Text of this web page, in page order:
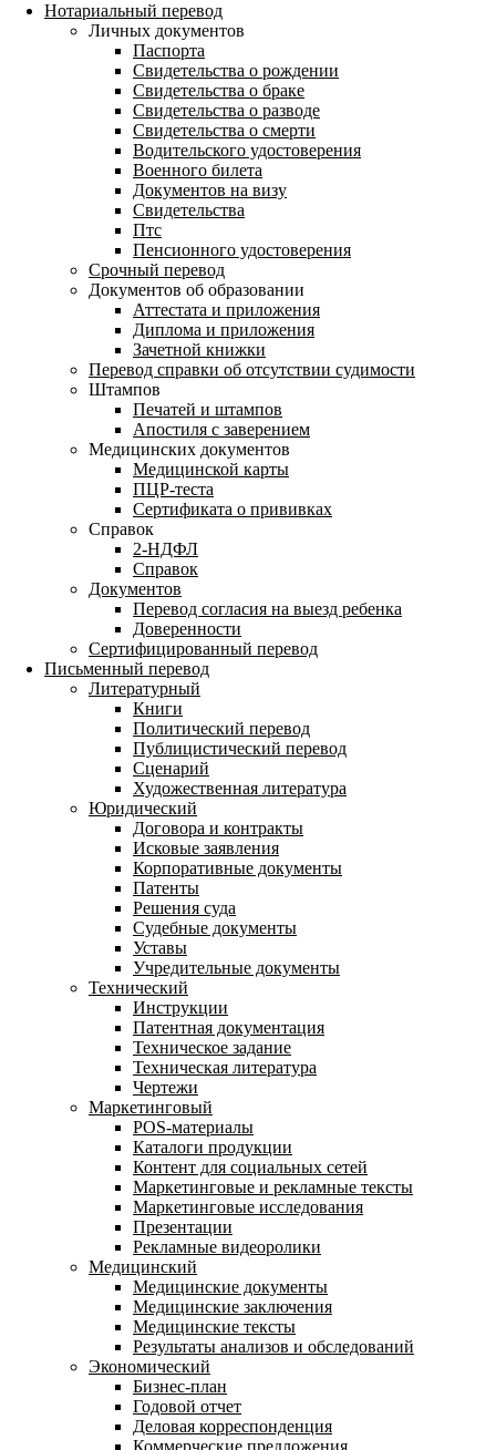
Нотариальный перевод
Личных документов
Паспорта
Свидетельства о рождении
Свидетельства о браке
Свидетельства о разводе
Свидетельства о смерти
Водительского удостоверения
Военного билета
Документов на визу
Свидетельства
Птс
Пенсионного удостоверения
Срочный перевод
Документов об образовании
Аттестата и приложения
Диплома и приложения
Зачетной книжки
Перевод справки об отсутствии судимости
Штампов
Печатей и штампов
Апостиля с заверением
Медицинских документов
Медицинской карты
ПЦР-теста
Сертификата о прививках
Справок
2-НДФЛ
Справок
Документов
Перевод согласия на выезд ребенка
Доверенности
Сертифицированный перевод
Письменный перевод
Литературный
Книги
Политический перевод
Публицистический перевод
Сценарий
Художественная литература
Юридический
Договора и контракты
Исковые заявления
Корпоративные документы
Патенты
Решения суда
Судебные документы
Уставы
Учредительные документы
Технический
Инструкции
Патентная документация
Техническое задание
Техническая литература
Чертежи
Маркетинговый
POS-материалы
Каталоги продукции
Контент для социальных сетей
Маркетинговые и рекламные тексты
Маркетинговые исследования
Презентации
Рекламные видеоролики
Медицинский
Медицинские документы
Медицинские заключения
Медицинские тексты
Результаты анализов и обследований
Экономический
Бизнес-план
Годовой отчет
Деловая корреспонденция
Коммерческие предложения